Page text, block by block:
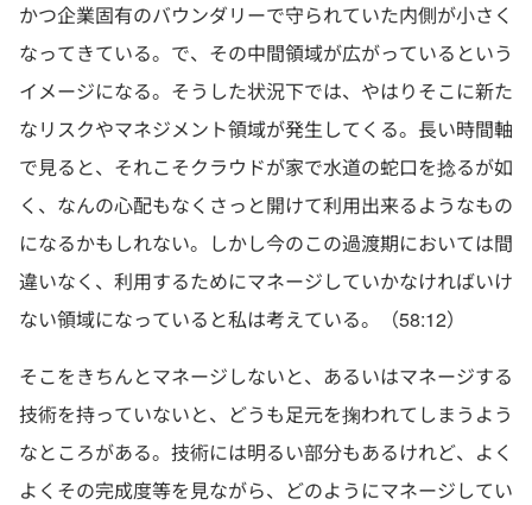
かつ企業固有のバウンダリーで守られていた内側が小さく
なってきている。で、その中間領域が広がっているという
イメージになる。そうした状況下では、やはりそこに新た
なリスクやマネジメント領域が発生してくる。長い時間軸
で見ると、それこそクラウドが家で水道の蛇口を捻るが如
く、なんの心配もなくさっと開けて利用出来るようなもの
になるかもしれない。しかし今のこの過渡期においては間
違いなく、利用するためにマネージしていかなければいけ
ない領域になっていると私は考えている。（58:12）
そこをきちんとマネージしないと、あるいはマネージする
技術を持っていないと、どうも足元を掬われてしまうよう
なところがある。技術には明るい部分もあるけれど、よく
よくその完成度等を見ながら、どのようにマネージしてい